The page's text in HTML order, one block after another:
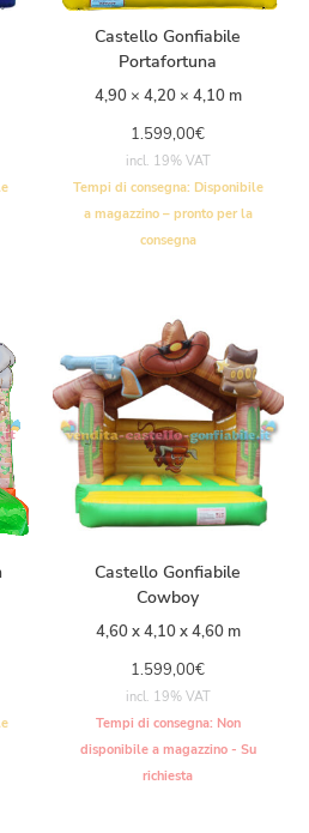
Castello Gonfiabile
Portafortuna
4,90 × 4,20 × 4,10 m
1.599,00€
incl. 19% VAT
Tempi di consegna: Disponibile
a magazzino – pronto per la
consegna
Castello Gonfiabile
Cowboy
4,60 x 4,10 x 4,60 m
1.599,00€
incl. 19% VAT
Tempi di consegna: Non
disponibile a magazzino - Su
richiesta